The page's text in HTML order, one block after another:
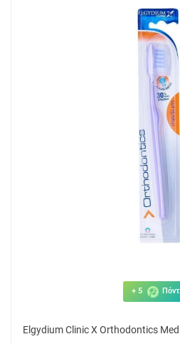
+ 5
Elgydium Clinic X Orthodontics